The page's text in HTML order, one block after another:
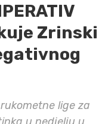
Zrinski
lige za
u nedjelju u